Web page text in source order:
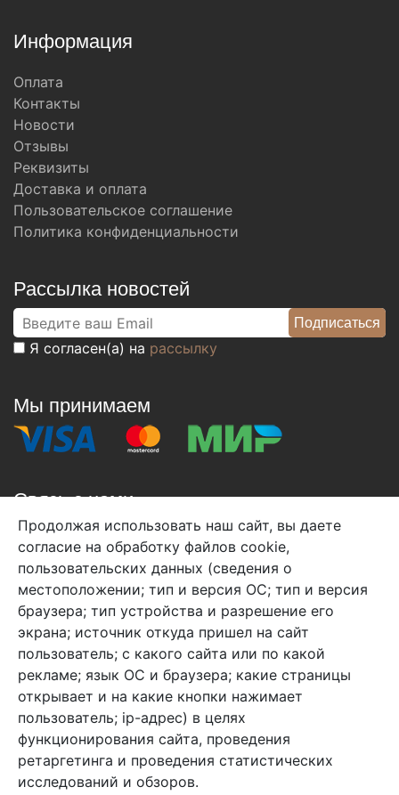
Информация
Оплата
Контакты
Новости
Отзывы
Реквизиты
Доставка и оплата
Пользовательское соглашение
Политика конфиденциальности
Рассылка новостей
Я согласен(а) на рассылку
Мы принимаем
Связь с нами
+7 (495) 933-38-08
info@arben-textile.ru- оптовые продажи
Арбен текстиль г. Щелково, пер.
1-й Советский д.25, владение 2.
Мы в соц. сетях
Продолжая использовать наш сайт, вы даете
согласие на обработку файлов cookie,
пользовательских данных (сведения о
местоположении; тип и версия ОС; тип и версия
браузера; тип устройства и разрешение его
экрана; источник откуда пришел на сайт
пользователь; с какого сайта или по какой
рекламе; язык ОС и браузера; какие страницы
открывает и на какие кнопки нажимает
пользователь; ip-адрес) в целях
функционирования сайта, проведения
ретаргетинга и проведения статистических
исследований и обзоров.